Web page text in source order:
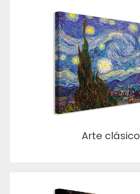
Arte clásico